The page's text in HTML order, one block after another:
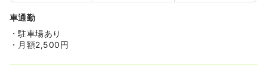
車通勤
・駐車場あり
・月額2,500円